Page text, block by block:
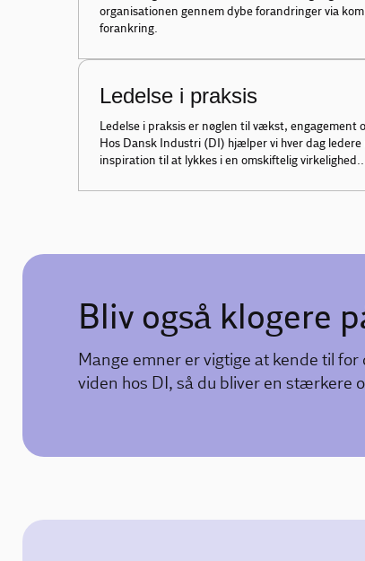
organisationen gennem dybe forandringer via
forankring.
Ledelse i praksis
Ledelse i praksis er nøglen til vækst, engagement
Hos Dansk Industri (DI) hjælper vi hver dag
inspiration til at lykkes i en omskiftelig
Bliv også klogere
Mange emner er vigtige at kende til
viden hos DI, så du bliver en stærkere